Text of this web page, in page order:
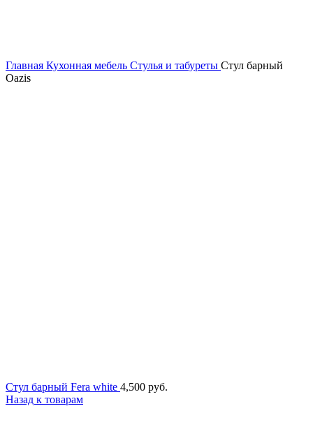
Главная Кухонная мебель Стулья и табуреты Стул барный
Oazis
Стул барный Fera white 4,500 руб.
Назад к товарам